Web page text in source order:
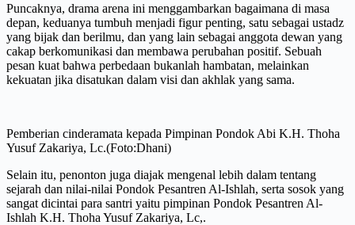
Puncaknya, drama arena ini menggambarkan bagaimana di masa
depan, keduanya tumbuh menjadi figur penting, satu sebagai ustadz
yang bijak dan berilmu, dan yang lain sebagai anggota dewan yang
cakap berkomunikasi dan membawa perubahan positif. Sebuah
pesan kuat bahwa perbedaan bukanlah hambatan, melainkan
kekuatan jika disatukan dalam visi dan akhlak yang sama.
Pemberian cinderamata kepada Pimpinan Pondok Abi K.H. Thoha
Yusuf Zakariya, Lc.(Foto:Dhani)
Selain itu, penonton juga diajak mengenal lebih dalam tentang
sejarah dan nilai-nilai Pondok Pesantren Al-Ishlah, serta sosok yang
sangat dicintai para santri yaitu pimpinan Pondok Pesantren Al-
Ishlah K.H. Thoha Yusuf Zakariya, Lc,.